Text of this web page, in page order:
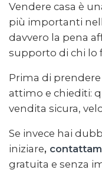
Vendere casa è
più importanti
davvero la pena
supporto di chi lo
Prima di
attimo e chiediti:
vendita sicura,
Se invece hai
iniziare,
gratuita e senza